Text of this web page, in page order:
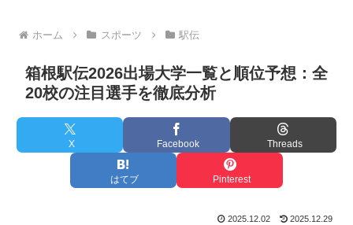
ホーム スポーツ 駅伝
箱根駅伝2026出場大学一覧と順位予想：全
20校の注目選手を徹底分析
X Facebook Threads
はてブ Pinterest
2025.12.02 2025.12.29